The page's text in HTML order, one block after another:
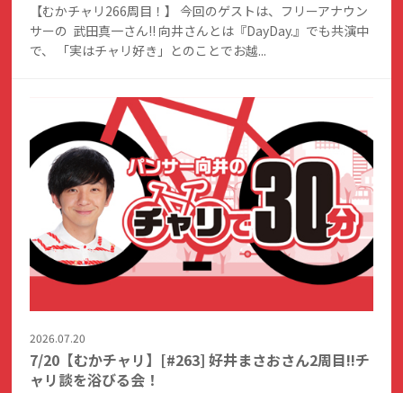
【むかチャリ266周目！】 今回のゲストは、フリーアナウン
サーの 武田真一さん!! 向井さんとは『DayDay.』でも共演中
で、 「実はチャリ好き」とのことでお越...
2026.07.20
7/20【むかチャリ】[#263] 好井まさおさん2周目!!チ
ャリ談を浴びる会！